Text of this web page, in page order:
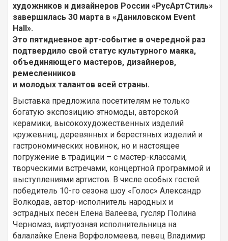
художников и дизайнеров России «РусАртСтиль»
завершилась 30 марта в «Даниловском Event
Hall».
Это пятидневное арт-событие в очередной раз
подтвердило свой статус культурного маяка,
объединяющего мастеров, дизайнеров,
ремесленников
и молодых талантов всей страны.
Выставка предложила посетителям не только
богатую экспозицию этномоды, авторской
керамики, высокохудожественных изделий
кружевниц, деревянных и берестяных изделий и
гастрономических новинок, но и настоящее
погружение в традиции – с мастер-классами,
творческими встречами, концертной программой и
выступлениями артистов. В числе особых гостей:
победитель 10-го сезона шоу «Голос» Александр
Волкодав, автор-исполнитель народных и
эстрадных песен Елена Валеева, гусляр Полина
Черномаз, виртуозная исполнительница на
балалайке Елена Ворфоломеева, певец Владимир